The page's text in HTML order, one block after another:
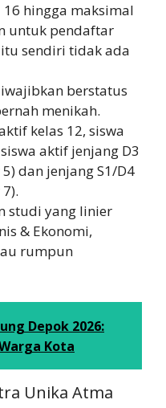
hingga maksimal
untuk pendaftar
sendiri tidak ada
berstatus
menikah.
kelas 12, siswa
aktif jenjang D3
dan jenjang S1/D4
studi yang linier
& Ekonomi,
rumpun
Depok 2026:
Kota
Unika Atma